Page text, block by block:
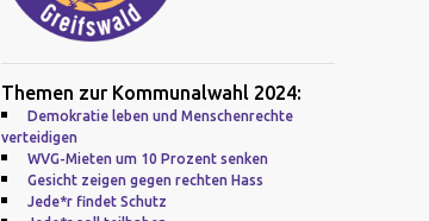
Themen zur Kommunalwahl 2024:
Demokratie leben und Menschenrechte
verteidigen
WVG-Mieten um 10 Prozent senken
Gesicht zeigen gegen rechten Hass
Jede*r findet Schutz